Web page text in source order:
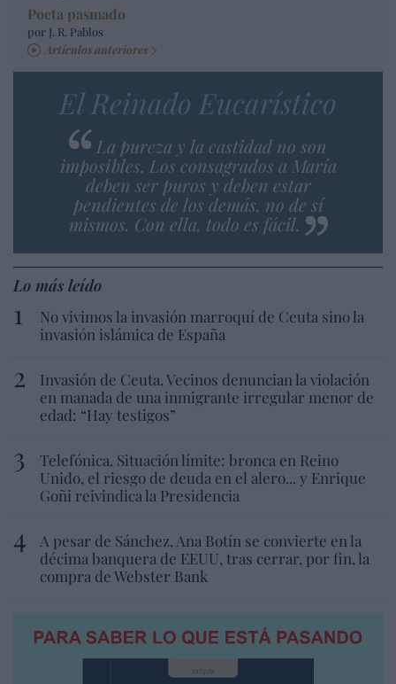
Poeta pasmado
por J. R. Pablos
Artículos anteriores
El Reinado Eucarístico
La pureza y la castidad no son
imposibles. Los consagrados a María
deben ser puros y deben estar
pendientes de los demás, no de sí
mismos. Con ella, todo es fácil.
Lo más leído
No vivimos la invasión marroquí de Ceuta sino la
invasión islámica de España
Invasión de Ceuta. Vecinos denuncian la violación
en manada de una inmigrante irregular menor de
edad: “Hay testigos”
Telefónica. Situación límite: bronca en Reino
Unido, el riesgo de deuda en el alero... y Enrique
Goñi reivindica la Presidencia
A pesar de Sánchez, Ana Botín se convierte en la
décima banquera de EEUU, tras cerrar, por fin, la
compra de Webster Bank